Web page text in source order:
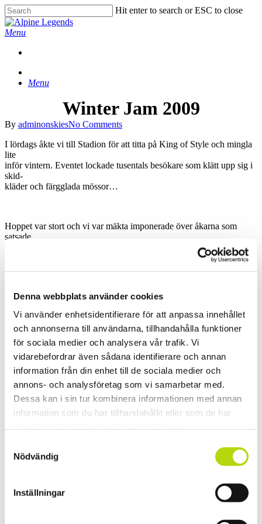
Denna webbplats använder cookies
Vi använder enhetsidentifierare för att anpassa innehållet
och annonserna till användarna, tillhandahålla funktioner
för sociala medier och analysera vår trafik. Vi
vidarebefordrar även sådana identifierare och annan
information från din enhet till de sociala medier och
annons- och analysföretag som vi samarbetar med.
Dessa kan i sin tur kombinera informationen med annan
information som du har tillhandahållit eller som de har
Nödvändig
Inställningar
Skip
to
main
Hit enter to search or ESC to close
Close
Search
Menu
Menu
Winter Jam 2009
By adminonskiesNo Comments
I lördags åkte vi till Stadion för att titta på King of Style och mingla
lite
inför vintern. Eventet lockade tusentals besökare som klätt upp sig i
skid-
kläder och färgglada mössor…
Hoppet var stort och vi var mäkta imponerade över åkarna som
satsade
för fullt trots att det såg ut att vara lite tunt med snö på sina ställen…
Wiberg
Änglapojken Jon var också på plats.
Svenska flaggorna vajjade fint i vinden och spänningen steg…
Norske Christian, Johan och Ida tittar koncentrerat på finalen i Peak
Performance King of Style.
Olsson
slutade som bäste svensk på en 5:e plats.
Vi saknade snön som förgyllde stadion förra året men i övrigt var det